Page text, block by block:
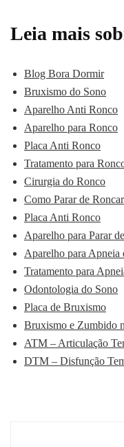
Leia mais
Blog Bora Dormir
Bruxismo do Sono
Aparelho Anti Ronco
Aparelho para Ronco
Placa Anti Ronco
Tratamento para
Cirurgia do Ronco
Como Parar de Roncar
Placa Anti Ronco
Aparelho para Parar
Aparelho para Apneia
Tratamento para
Odontologia do Sono
Placa de Bruxismo
Bruxismo e Zumbido
ATM – Articulação
DTM – Disfunção